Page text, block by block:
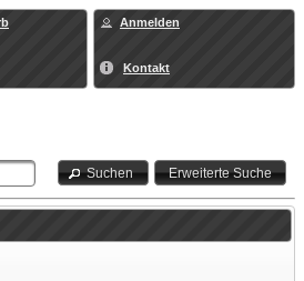
Anmelden
Kontakt
Suchen Erweiterte Suche